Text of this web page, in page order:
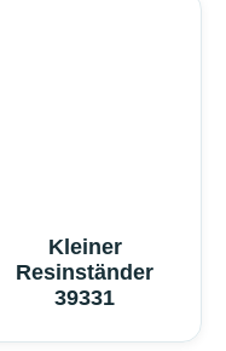
Kleiner
Resinständer
39331